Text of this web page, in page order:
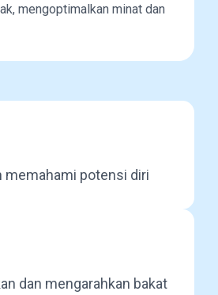
mengoptimalkan minat dan
memahami potensi diri
dan mengarahkan bakat